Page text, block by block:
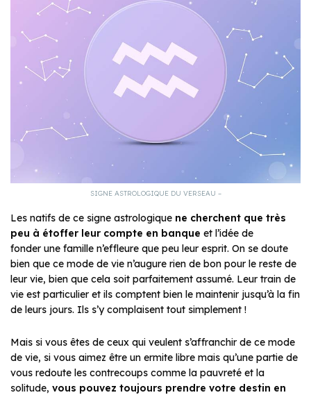
SIGNE ASTROLOGIQUE DU VERSEAU –
Les natifs de ce signe astrologique ne cherchent que très
peu à étoffer leur compte en banque et l’idée de
fonder une famille n’effleure que peu leur esprit. On se doute
bien que ce mode de vie n’augure rien de bon pour le reste de
leur vie, bien que cela soit parfaitement assumé. Leur train de
vie est particulier et ils comptent bien le maintenir jusqu’à la fin
de leurs jours. Ils s’y complaisent tout simplement !
Mais si vous êtes de ceux qui veulent s’affranchir de ce mode
de vie, si vous aimez être un ermite libre mais qu’une partie de
vous redoute les contrecoups comme la pauvreté et la
solitude, vous pouvez toujours prendre votre destin en